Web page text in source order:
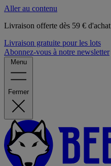
Aller au contenu
Livraison offerte dès 59 € d'achat
Livraison gratuite pour les lots
Abonnez-vous à notre newsletter
Menu
Fermer